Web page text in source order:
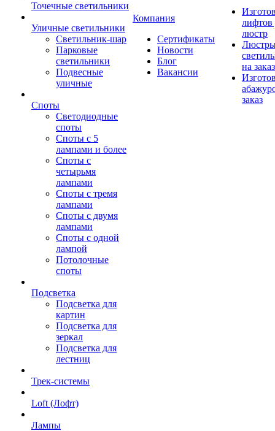
Точечные светильники
Уличные светильники
Светильник-шар
Парковые
светильники
Подвесные
уличные
Споты
Светодиодные
споты
Споты с 5
лампами и более
Споты с
четырьмя
лампами
Споты с тремя
лампами
Споты с двумя
лампами
Споты с одной
лампой
Потолочные
споты
Подсветка
Подсветка для
картин
Подсветка для
зеркал
Подсветка для
лестниц
Трек-системы
Loft (Лофт)
Лампы
Компания
Сертификаты
Новости
Блог
Вакансии
лифтов
люстр
на заказ
заказ